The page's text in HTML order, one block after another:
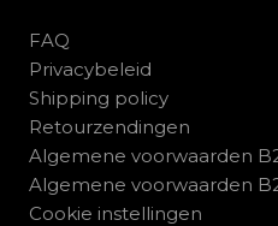
FAQ
Privacybeleid
Shipping policy
Retourzendingen
Algemene voorwaarden
Algemene voorwaarden
Cookie instellingen